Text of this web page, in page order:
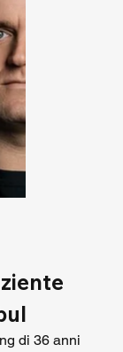
di 36 anni